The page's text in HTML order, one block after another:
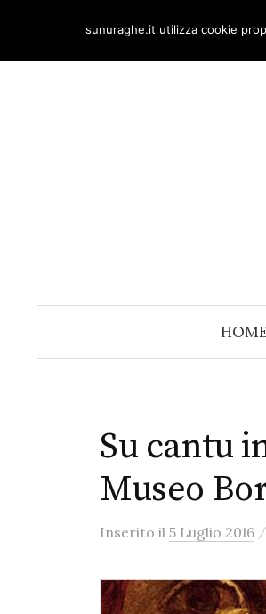
content
Su cantu
Museo
Inserito il 5 Luglio 2016 /
sunuraghe.it utilizza cookie